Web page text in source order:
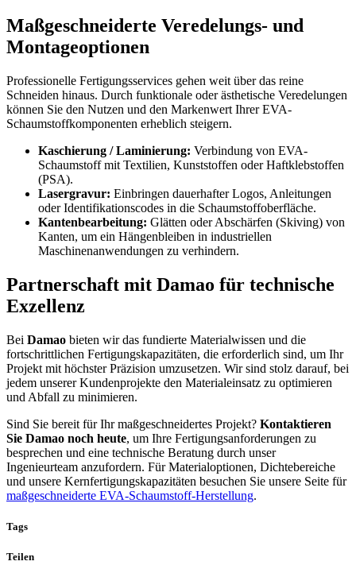
Maßgeschneiderte Veredelungs- und
Montageoptionen
Professionelle Fertigungsservices gehen weit über das reine
Schneiden hinaus. Durch funktionale oder ästhetische Veredelungen
können Sie den Nutzen und den Markenwert Ihrer EVA-
Schaumstoffkomponenten erheblich steigern.
Kaschierung / Laminierung: Verbindung von EVA-
Schaumstoff mit Textilien, Kunststoffen oder Haftklebstoffen
(PSA).
Lasergravur: Einbringen dauerhafter Logos, Anleitungen
oder Identifikationscodes in die Schaumstoffoberfläche.
Kantenbearbeitung: Glätten oder Abschärfen (Skiving) von
Kanten, um ein Hängenbleiben in industriellen
Maschinenanwendungen zu verhindern.
Partnerschaft mit Damao für technische
Exzellenz
Bei Damao bieten wir das fundierte Materialwissen und die
fortschrittlichen Fertigungskapazitäten, die erforderlich sind, um Ihr
Projekt mit höchster Präzision umzusetzen. Wir sind stolz darauf, bei
jedem unserer Kundenprojekte den Materialeinsatz zu optimieren
und Abfall zu minimieren.
Sind Sie bereit für Ihr maßgeschneidertes Projekt? Kontaktieren
Sie Damao noch heute, um Ihre Fertigungsanforderungen zu
besprechen und eine technische Beratung durch unser
Ingenieurteam anzufordern. Für Materialoptionen, Dichtebereiche
und unsere Kernfertigungskapazitäten besuchen Sie unsere Seite für
maßgeschneiderte EVA-Schaumstoff-Herstellung.
Tags
Teilen